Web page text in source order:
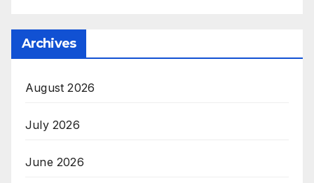
Archives
August 2026
July 2026
June 2026